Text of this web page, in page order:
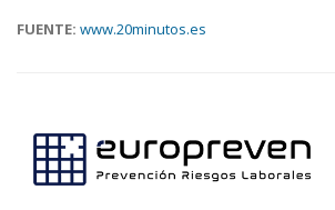
FUENTE: www.20minutos.es